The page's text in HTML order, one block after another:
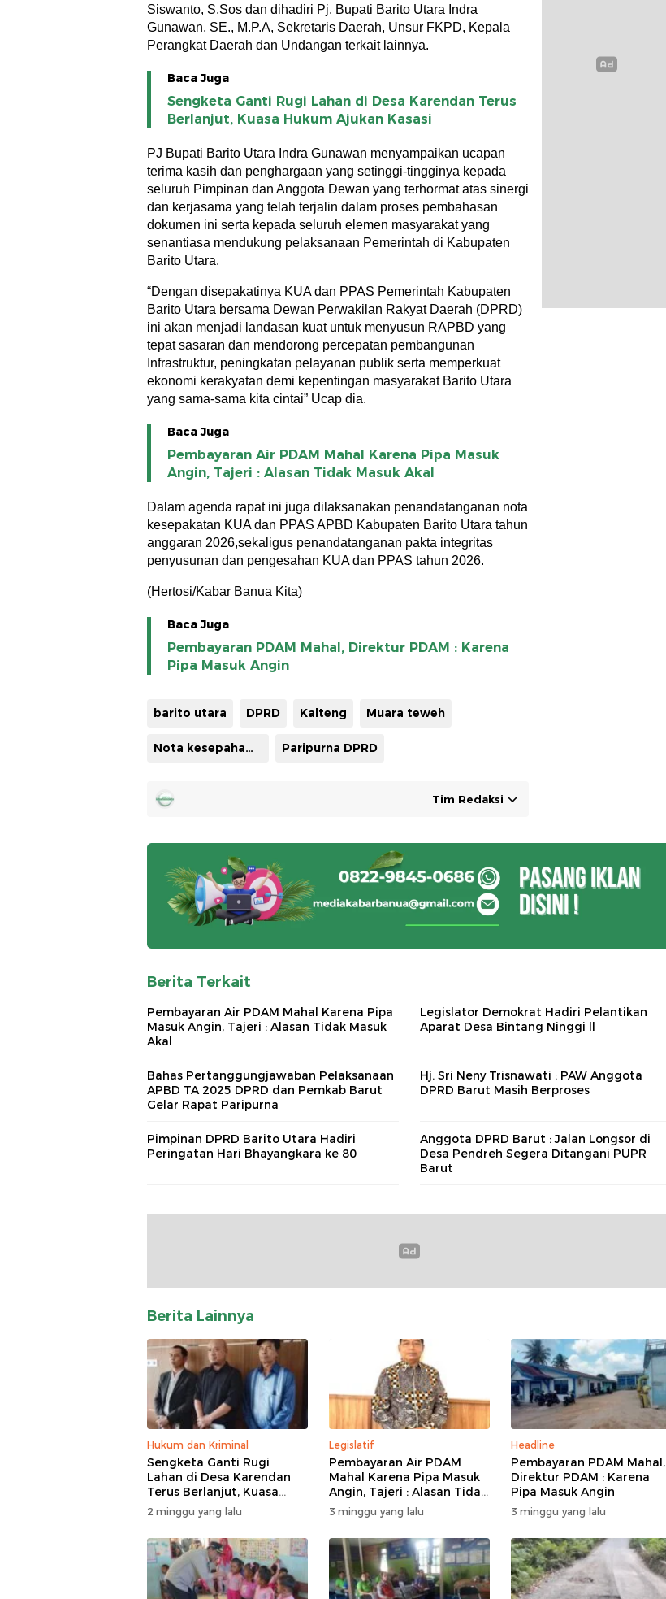
Siswanto, S.Sos dan dihadiri Pj. Bupati Barito Utara Indra
Gunawan, SE., M.P.A, Sekretaris Daerah, Unsur FKPD, Kepala
Perangkat Daerah dan Undangan terkait lainnya.
Baca Juga
Sengketa Ganti Rugi Lahan di Desa Karendan Terus
Berlanjut, Kuasa Hukum Ajukan Kasasi
PJ Bupati Barito Utara Indra Gunawan menyampaikan ucapan
terima kasih dan penghargaan yang setinggi-tingginya kepada
seluruh Pimpinan dan Anggota Dewan yang terhormat atas sinergi
dan kerjasama yang telah terjalin dalam proses pembahasan
dokumen ini serta kepada seluruh elemen masyarakat yang
senantiasa mendukung pelaksanaan Pemerintah di Kabupaten
Barito Utara.
“Dengan disepakatinya KUA dan PPAS Pemerintah Kabupaten
Barito Utara bersama Dewan Perwakilan Rakyat Daerah (DPRD)
ini akan menjadi landasan kuat untuk menyusun RAPBD yang
tepat sasaran dan mendorong percepatan pembangunan
Infrastruktur, peningkatan pelayanan publik serta memperkuat
ekonomi kerakyatan demi kepentingan masyarakat Barito Utara
yang sama-sama kita cintai” Ucap dia.
Baca Juga
Pembayaran Air PDAM Mahal Karena Pipa Masuk
Angin, Tajeri : Alasan Tidak Masuk Akal
Dalam agenda rapat ini juga dilaksanakan penandatanganan nota
kesepakatan KUA dan PPAS APBD Kabupaten Barito Utara tahun
anggaran 2026,sekaligus penandatanganan pakta integritas
penyusunan dan pengesahan KUA dan PPAS tahun 2026.
(Hertosi/Kabar Banua Kita)
Baca Juga
Pembayaran PDAM Mahal, Direktur PDAM : Karena
Pipa Masuk Angin
barito utara DPRD Kalteng Muara teweh
Nota kesepahaman Paripurna DPRD
Tim Redaksi
Berita Terkait
Pembayaran Air PDAM Mahal Karena Pipa
Masuk Angin, Tajeri : Alasan Tidak Masuk
Akal
Legislator Demokrat Hadiri Pelantikan
Aparat Desa Bintang Ninggi ll
Bahas Pertanggungjawaban Pelaksanaan
APBD TA 2025 DPRD dan Pemkab Barut
Gelar Rapat Paripurna
Hj. Sri Neny Trisnawati : PAW Anggota
DPRD Barut Masih Berproses
Pimpinan DPRD Barito Utara Hadiri
Peringatan Hari Bhayangkara ke 80
Anggota DPRD Barut : Jalan Longsor di
Desa Pendreh Segera Ditangani PUPR
Barut
Berita Lainnya
Hukum dan Kriminal
Sengketa Ganti Rugi
Lahan di Desa Karendan
Terus Berlanjut, Kuasa
Hukum Ajukan Kasasi
2 minggu yang lalu
Legislatif
Pembayaran Air PDAM
Mahal Karena Pipa Masuk
Angin, Tajeri : Alasan Tidak
Masuk Akal
3 minggu yang lalu
Headline
Pembayaran PDAM Mahal,
Direktur PDAM : Karena
Pipa Masuk Angin
3 minggu yang lalu